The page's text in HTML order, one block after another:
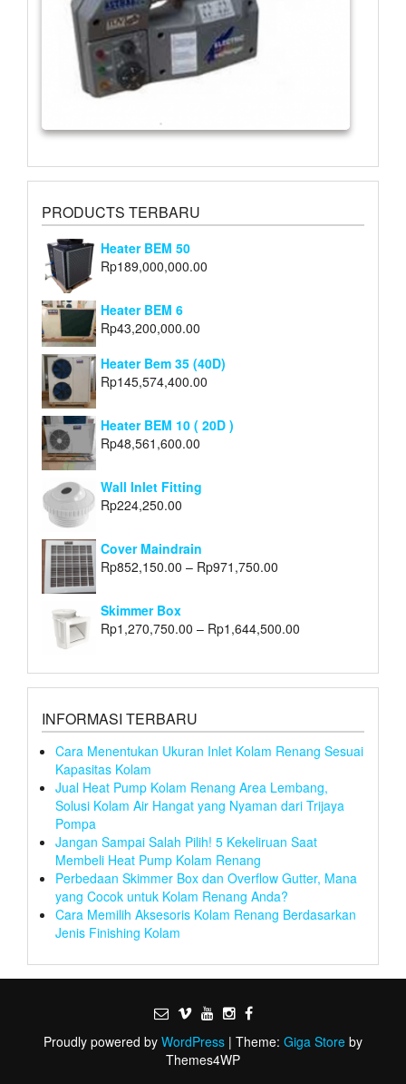
PRODUCTS TERBARU
Heater BEM 50
Rp189,000,000.00
Heater BEM 6
Rp43,200,000.00
Heater Bem 35 (40D)
Rp145,574,400.00
Heater BEM 10 ( 20D )
Rp48,561,600.00
Wall Inlet Fitting
Rp224,250.00
Cover Maindrain
Rp852,150.00 – Rp971,750.00
Skimmer Box
Rp1,270,750.00 – Rp1,644,500.00
INFORMASI TERBARU
Cara Menentukan Ukuran Inlet Kolam Renang Sesuai
Kapasitas Kolam
Jual Heat Pump Kolam Renang Area Lembang,
Solusi Kolam Air Hangat yang Nyaman dari Trijaya
Pompa
Jangan Sampai Salah Pilih! 5 Kekeliruan Saat
Membeli Heat Pump Kolam Renang
Perbedaan Skimmer Box dan Overflow Gutter, Mana
yang Cocok untuk Kolam Renang Anda?
Cara Memilih Aksesoris Kolam Renang Berdasarkan
Jenis Finishing Kolam
Proudly powered by WordPress | Theme: Giga Store by
Themes4WP